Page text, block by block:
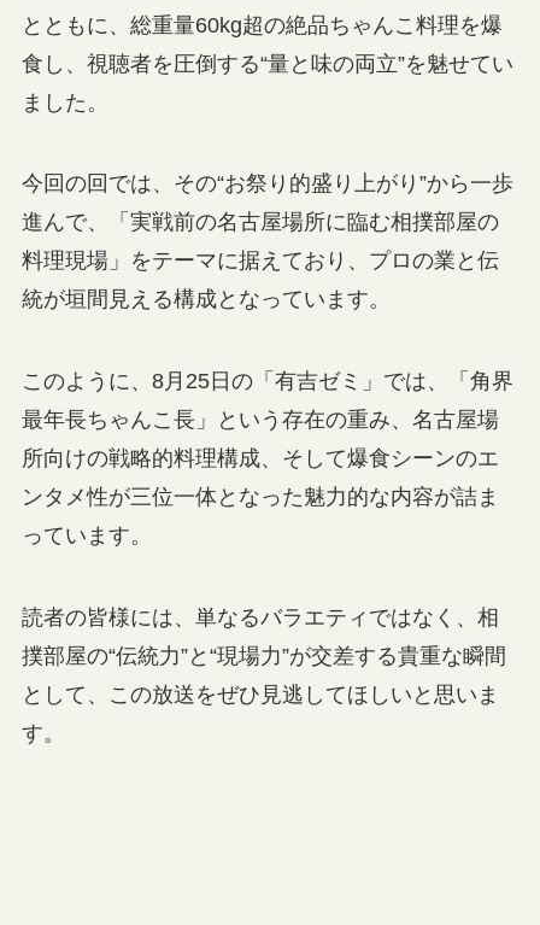
とともに、総重量60kg超の絶品ちゃんこ料理を爆
食し、視聴者を圧倒する“量と味の両立”を魅せてい
ました。
今回の回では、その“お祭り的盛り上がり”から一歩
進んで、「実戦前の名古屋場所に臨む相撲部屋の
料理現場」をテーマに据えており、プロの業と伝
統が垣間見える構成となっています。
このように、8月25日の「有吉ゼミ」では、「角界
最年長ちゃんこ長」という存在の重み、名古屋場
所向けの戦略的料理構成、そして爆食シーンのエ
ンタメ性が三位一体となった魅力的な内容が詰ま
っています。
読者の皆様には、単なるバラエティではなく、相
撲部屋の“伝統力”と“現場力”が交差する貴重な瞬間
として、この放送をぜひ見逃してほしいと思いま
す。